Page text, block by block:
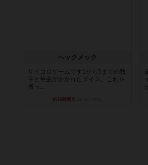
ヘックメック
サイコロゲームです1から5までの数
字と芋虫がかかれたダイス。これを
振っ...
約16時間前